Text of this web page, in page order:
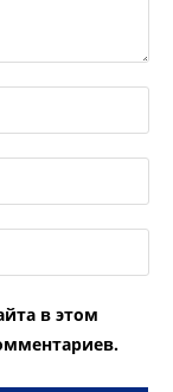
в этом